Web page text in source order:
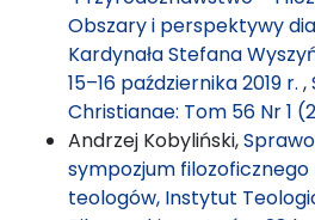
Obszary i perspektywy
Kardynała Stefana
15–16 października 2019 r. ,
Christianae: Tom 56 Nr 1
Andrzej Kobyliński,
sympozjum filozoficznego
teologów, Instytut